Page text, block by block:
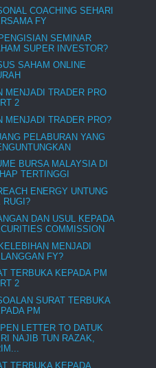
COACHING SEHARI
FY
SEMINAR
SUPER INVESTOR?
SAHAM ONLINE
MENJADI TRADER PRO
2
MENJADI TRADER PRO?
PELABURAN YANG
BURSA MALAYSIA DI
TERTINGGI
ENERGY UNTUNG
RUGI?
DAN USUL KEPADA
COMMISSION
MENJADI
FY?
TERBUKA KEPADA PM
2
SURAT TERBUKA
PM
LETTER TO DATUK
NAJIB TUN RAZAK,
TERBUKA KEPADA